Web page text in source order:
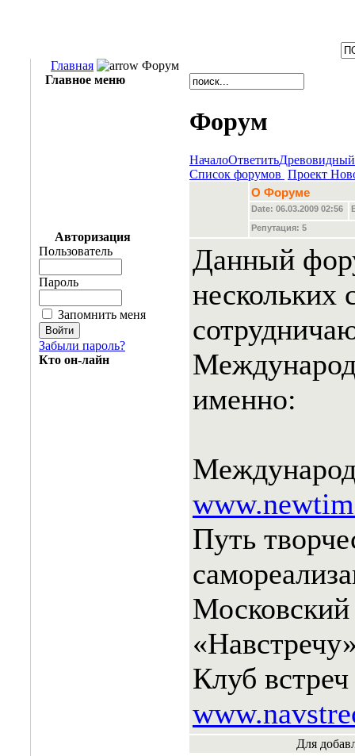
Главная
Форум
Главное меню
Авторизация
Пользователь
Пароль
Запомнить меня
Забыли пароль?
Кто он-лайн
Форум
НачалоОтветить
Список форумов Проект
О Форуме
Date: 06.03.2009 02:56
Репутация: 5
Данный
нескольких
именно:
Путь
Московский
Клуб
Для